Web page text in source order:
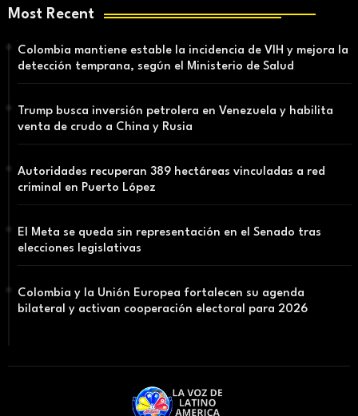
Most Recent
Colombia mantiene estable la incidencia de VIH y mejora la
detección temprana, según el Ministerio de Salud
Trump busca inversión petrolera en Venezuela y habilita
venta de crudo a China y Rusia
Autoridades recuperan 389 hectáreas vinculadas a red
criminal en Puerto López
El Meta se queda sin representación en el Senado tras
elecciones legislativas
Colombia y la Unión Europea fortalecen su agenda
bilateral y activan cooperación electoral para 2026